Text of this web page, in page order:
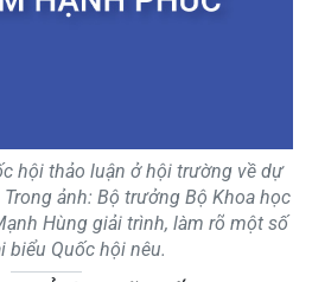
hội thảo luận ở hội trường về dự
ảnh: Bộ trưởng Bộ Khoa học
Hùng giải trình, làm rõ một số
biểu Quốc hội nêu.